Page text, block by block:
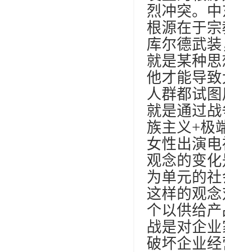
烈冲突。
根源在于
库尔德武
就是某种
他才能导
人群都试
就是通过
族主义+极
女性出演
观念的变
为单元的
这样的观
个以供给
战是对企
破坏企业